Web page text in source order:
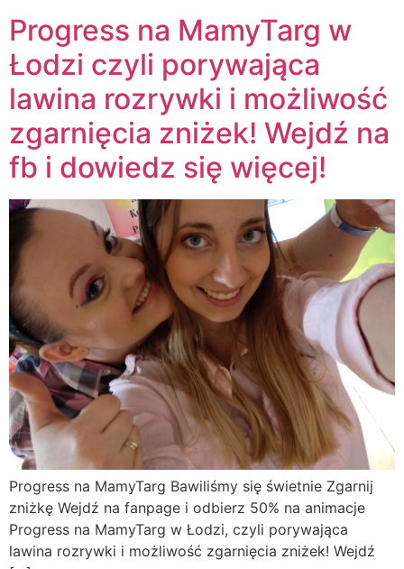
Progress na MamyTarg w
Łodzi czyli porywająca
lawina rozrywki i możliwość
zgarnięcia zniżek! Wejdź na
fb i dowiedz się więcej!
Progress na MamyTarg Bawiliśmy się świetnie Zgarnij
zniżkę Wejdź na fanpage i odbierz 50% na animacje
Progress na MamyTarg w Łodzi, czyli porywająca
lawina rozrywki i możliwość zgarnięcia zniżek! Wejdź